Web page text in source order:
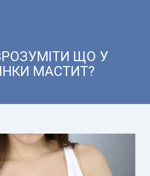
ЩО У
МАСТИТ?